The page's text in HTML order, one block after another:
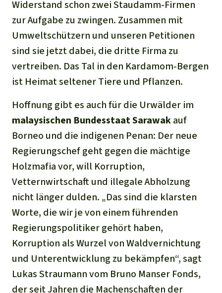
Widerstand schon zwei Staudamm-Firmen
zur Aufgabe zu zwingen. Zusammen mit
Umweltschützern und unseren Petitionen
sind sie jetzt dabei, die dritte Firma zu
vertreiben. Das Tal in den Kardamom-Bergen
ist Heimat seltener Tiere und Pflanzen.
Hoffnung gibt es auch für die Urwälder im
malaysischen Bundesstaat Sarawakauf
Borneo und die indigenen Penan: Der neue
Regierungschef geht gegen die mächtige
Holzmafia vor, will Korruption,
Vetternwirtschaft und illegale Abholzung
nicht länger dulden. „Das sind die klarsten
Worte, die wir je von einem führenden
Regierungspolitiker gehört haben,
Korruption als Wurzel von Waldvernichtung
und Unterentwicklung zu bekämpfen“, sagt
Lukas Straumann vom Bruno Manser Fonds,
der seit Jahren die Machenschaften der